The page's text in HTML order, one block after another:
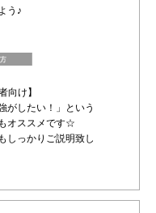
う♪
向け】
がしたい！」という
オススメです☆
しっかりご説明致し